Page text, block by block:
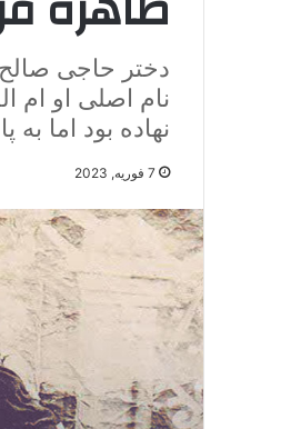
نام اصلی او ام
نهاده بود اما به
7 فوریه, 2023